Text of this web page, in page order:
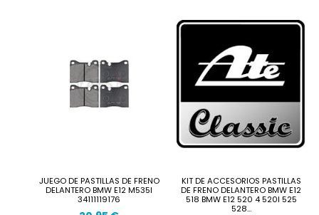
JUEGO DE PASTILLAS DE FRENO
DELANTERO BMW E12 M535I
34111119176
KIT DE ACCESORIOS PASTILLAS
DE FRENO DELANTERO BMW E12
518 BMW E12 520 4 520I 525
528...